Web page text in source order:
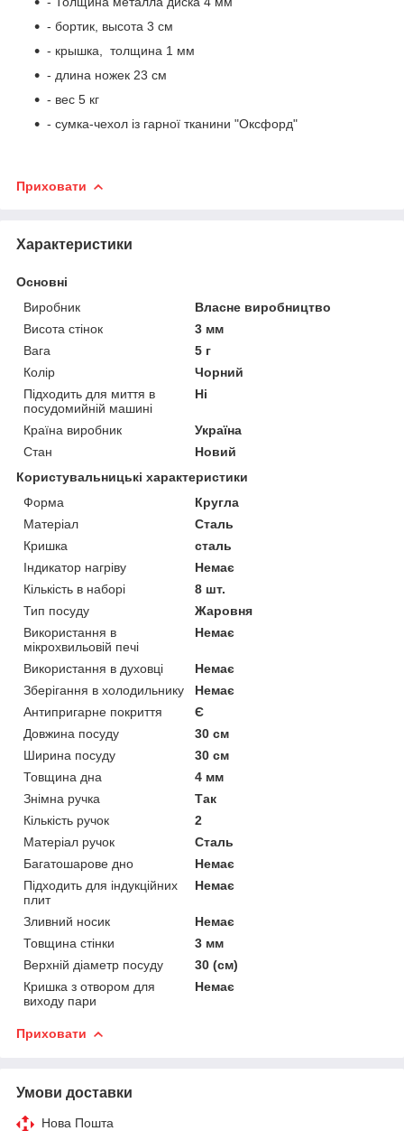
- бортик, высота 3 см
- крышка, толщина 1 мм
- длина ножек 23 см
- вес 5 кг
- сумка-чехол із гарної тканини "Оксфорд"
Приховати
Характеристики
Основні
Виробник
Власне виробництво
Висота стінок
3 мм
Вага
5 г
Колір
Чорний
Підходить для миття в
посудомийній машині
Ні
Країна виробник
Україна
Стан
Новий
Користувальницькі характеристики
Форма
Кругла
Матеріал
Сталь
Кришка
сталь
Індикатор нагріву
Немає
Кількість в наборі
8 шт.
Тип посуду
Жаровня
Використання в
мікрохвильовій печі
Немає
Використання в духовці
Немає
Зберігання в холодильнику
Немає
Антипригарне покриття
Є
Довжина посуду
30 см
Ширина посуду
30 см
Товщина дна
4 мм
Знімна ручка
Так
Кількість ручок
2
Матеріал ручок
Сталь
Багатошарове дно
Немає
Підходить для індукційних
плит
Немає
Зливний носик
Немає
Товщина стінки
3 мм
Верхній діаметр посуду
30 (см)
Кришка з отвором для
виходу пари
Немає
Приховати
Умови доставки
Нова Пошта